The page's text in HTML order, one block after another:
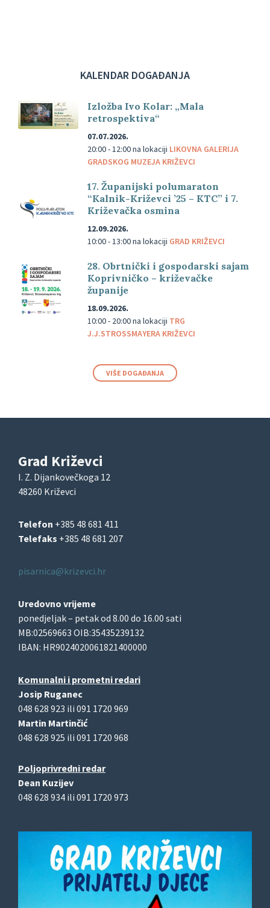
KALENDAR DOGAĐANJA
Izložba Ivo Kolar: „Mala
retrospektiva“
07.07.2026.
20:00 - 12:00na lokaciji LIKOVNA GALERIJA
GRADSKOG MUZEJA KRIŽEVCI
17. Županijski polumaraton
“Kalnik-Križevci ’25 – KTC” i 7.
Križevačka osmina
12.09.2026.
10:00 - 13:00na lokaciji GRAD KRIŽEVCI
28. Obrtnički i gospodarski sajam
Koprivničko – križevačke
županije
18.09.2026.
10:00 - 20:00na lokaciji TRG
J.J.STROSSMAYERA KRIŽEVCI
VIŠE DOGAĐANJA
Grad Križevci
I. Z. Dijankovečkoga 12
48260 Križevci
Telefon +385 48 681 411
Telefaks +385 48 681 207
pisarnica@krizevci.hr
Uredovno vrijeme
ponedjeljak – petak od 8.00 do 16.00 sati
MB:02569663 OIB:35435239132
IBAN: HR9024020061821400000
Komunalni i prometni redari
Josip Ruganec
048 628 923 ili 091 1720 969
Martin Martinčić
048 628 925 ili 091 1720 968
Poljoprivredni redar
Dean Kuzijev
048 628 934 ili 091 1720 973